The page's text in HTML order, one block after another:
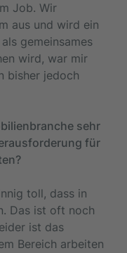
Job. Wir
aus und wird ein
gemeinsames
wird, war mir
bisher jedoch
sehr
für
toll, dass in
Das ist oft noch
ist das
Bereich arbeiten